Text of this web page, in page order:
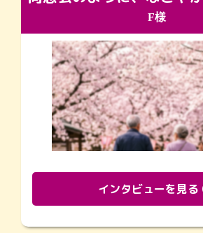
F様
インタビューを見る